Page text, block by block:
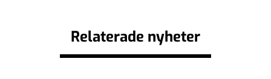
Relaterade nyheter